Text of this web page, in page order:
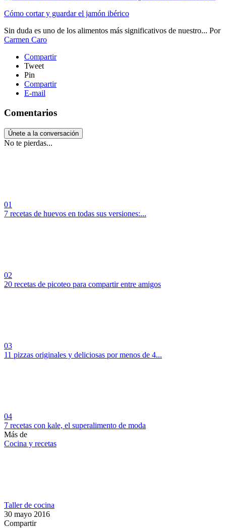
Cómo cortar y guardar el jamón ibérico
Sin duda es uno de los alimentos más significativos de nuestro... Por
Carmen Caro
Compartir
Tweet
Pin
Compartir
E-mail
Comentarios
Únete a la conversación
No te pierdas...
01
7 recetas de huevos en todas sus versiones:...
02
20 recetas de picoteo para compartir entre amigos
03
11 pizzas originales y deliciosas por menos de 4...
04
7 recetas con kale, el superalimento de moda
Más de
Cocina y recetas
Taller de cocina
30 mayo 2016
Compartir